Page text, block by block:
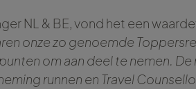
NL & BE, vond het een
onze zo genoemde
om aan deel te nemen. De
runnen en Travel